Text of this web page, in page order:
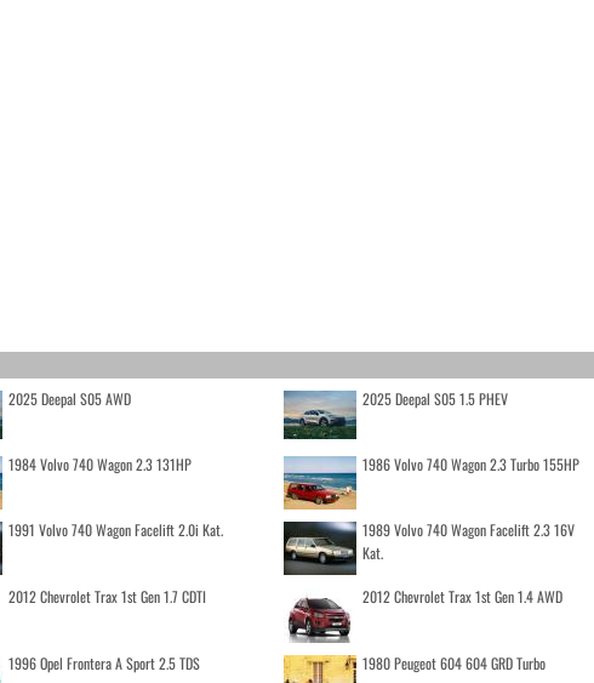
2025 Deepal S05 AWD 2025 Deepal S05 1.5 PHEV
1984 Volvo 740 Wagon 2.3 131HP 1986 Volvo 740 Wagon 2.3 Turbo 155HP
1991 Volvo 740 Wagon Facelift 2.0i Kat.
1989 Volvo 740 Wagon Facelift 2.3 16V
Kat.
2012 Chevrolet Trax 1st Gen 1.7 CDTI 2012 Chevrolet Trax 1st Gen 1.4 AWD
1996 Opel Frontera A Sport 2.5 TDS 1980 Peugeot 604 604 GRD Turbo